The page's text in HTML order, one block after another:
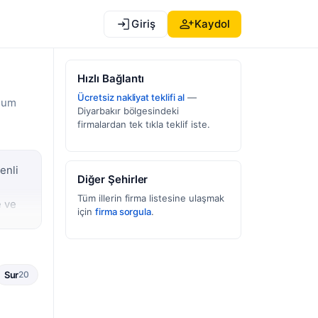
Giriş Kaydol
ve
Sur20
Hızlı Bağlantı
Ücretsiz nakliyat teklifi al—
Diyarbakır bölgesindeki
firmalardan tek tıkla teklif iste.
Diğer Şehirler
Tüm illerin firma listesine ulaşmak
için firma sorgula.